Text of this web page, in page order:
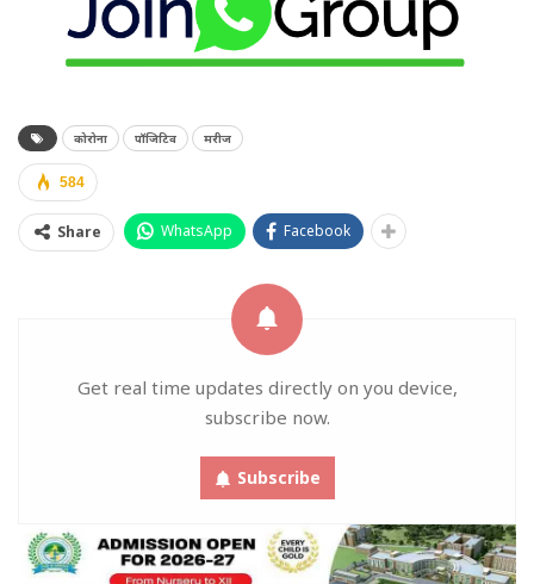
कोरोना पॉजिटिव मरीज
584
Share WhatsApp Facebook
Get real time updates directly on you device,
subscribe now.
Subscribe